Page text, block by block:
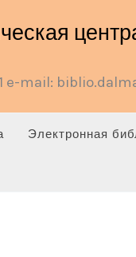
e-mail:
Электронная